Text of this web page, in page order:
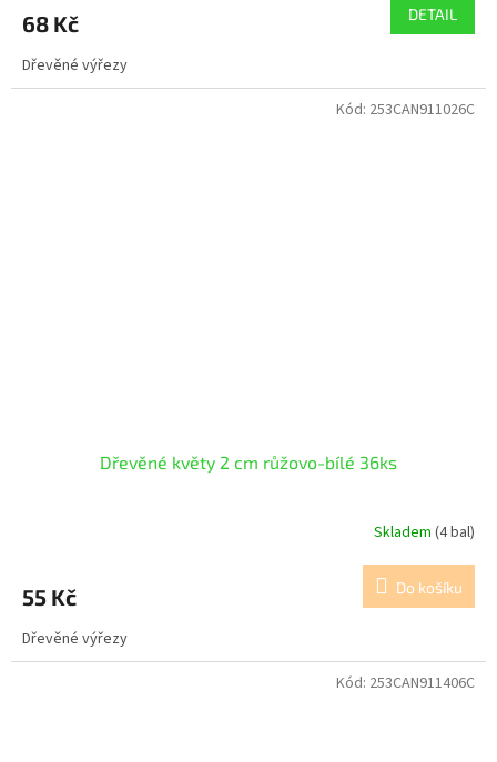
68 Kč DETAIL
Dřevěné výřezy
Dřevěné květy 2 cm růžovo-bílé 36ks
Skladem (4 bal)
55 Kč Do košíku
Dřevěné výřezy
Kód: 253CAN911026C
Kód: 253CAN911406C